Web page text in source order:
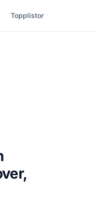
Topplistor